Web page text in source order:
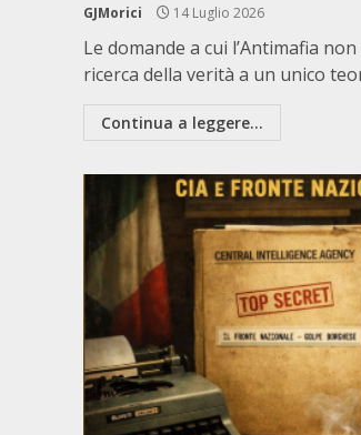
GJMorici 14 Luglio 2026
Le domande a cui l’Antimafia
ricerca della verità a un unico
Continua a leggere...